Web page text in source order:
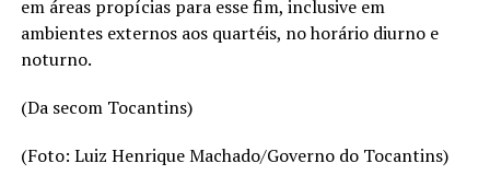
em áreas propícias para esse fim, inclusive em
ambientes externos aos quartéis, no horário diurno e
noturno.
(Da secom Tocantins)
(Foto: Luiz Henrique Machado/Governo do Tocantins)